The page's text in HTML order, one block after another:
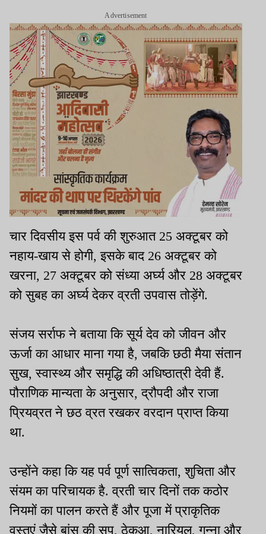
Advertisement
चार दिवसीय इस पर्व की शुरुआत 25 अक्टूबर को
नहाय-खाय से होगी, इसके बाद 26 अक्टूबर को
खरना, 27 अक्टूबर को संध्या अर्घ्य और 28 अक्टूबर
को सुबह का अर्घ्य देकर व्रती उपवास तोड़ेंगे.
संजय सर्राफ ने बताया कि सूर्य देव को जीवन और
ऊर्जा का आधार माना गया है, जबकि छठी मैया संतान
सुख, स्वास्थ्य और समृद्धि की अधिष्ठात्री देवी हैं.
पौराणिक मान्यता के अनुसार, द्रौपदी और राजा
प्रियव्रत ने छठ व्रत रखकर वरदान प्राप्त किया
था.
उन्होंने कहा कि यह पर्व पूर्ण सात्विकता, शुचिता और
संयम का परिचायक है. व्रती चार दिनों तक कठोर
नियमों का पालन करते हैं और पूजा में प्राकृतिक
वस्तुएं जैसे बांस की सुप, ठेकुआ, नारियल, गन्ना और